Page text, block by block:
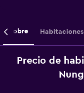
Sobre Habitaciones
Precio de